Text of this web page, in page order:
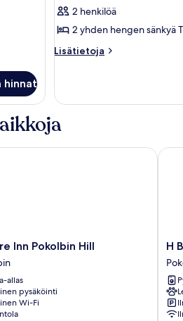
hinnat
huonetyypin
King
Room
2 henkilöä
2 yhden hengen sänkyä
Lisätietoja
Lisätietoja
Inn Pokolbin Hill
allas
pysäköinti
Wi-Fi
Pokolbin Hill
H
H
H